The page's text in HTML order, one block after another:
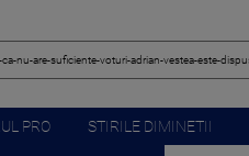
PRO STIRILE DIMINETII